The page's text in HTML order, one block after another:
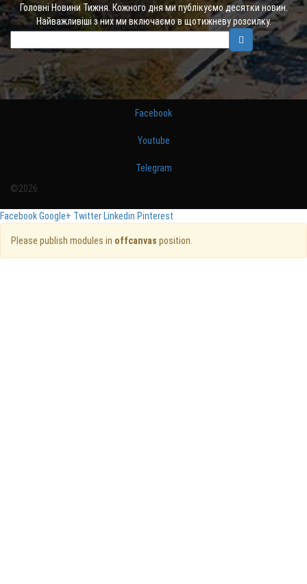
Головні Новини Тижня. Кожного дня ми публікуємо десятки новин.
Найважливіші з них ми включаємо в щотижневу розсилку.
Facebook
Youtube
Telegram
©2026
FacebookGoogle+ Twitter Linkedin Pinterest
Please publish modules in offcanvas position.